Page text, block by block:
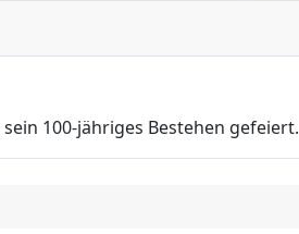
100-jähriges Bestehen gefeiert.